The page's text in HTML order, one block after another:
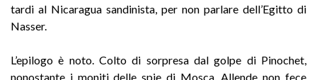
tardi al Nicaragua sandinista, per non parlare dell’Egitto di
Nasser.
L’epilogo è noto. Colto di sorpresa dal golpe di Pinochet,
nonostante i moniti delle spie di Mosca, Allende non fece